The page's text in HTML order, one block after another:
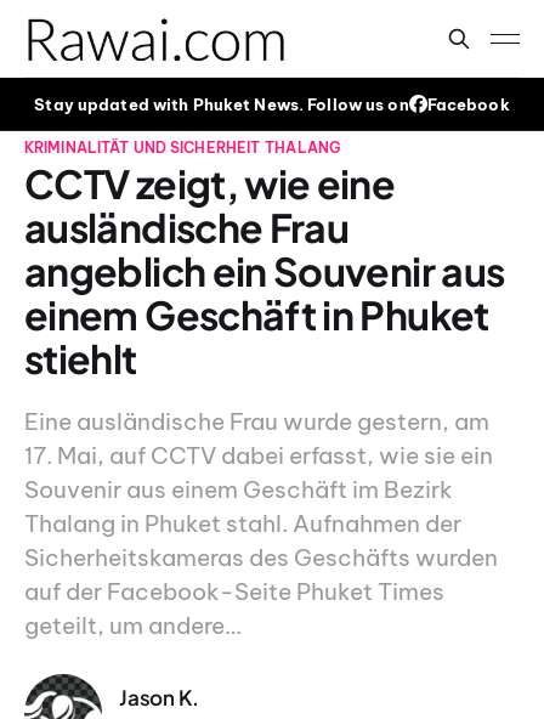
Stay updated with Phuket News. Follow us on Facebook
KRIMINALITÄT UND SICHERHEIT THALANG
CCTV zeigt, wie eine
ausländische Frau
angeblich ein Souvenir aus
einem Geschäft in Phuket
stiehlt
Eine ausländische Frau wurde gestern, am
17. Mai, auf CCTV dabei erfasst, wie sie ein
Souvenir aus einem Geschäft im Bezirk
Thalang in Phuket stahl. Aufnahmen der
Sicherheitskameras des Geschäfts wurden
auf der Facebook-Seite Phuket Times
geteilt, um andere…
Jason K.